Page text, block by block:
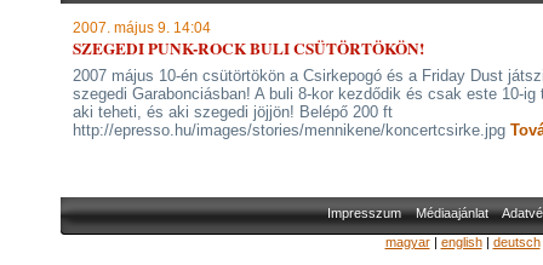
2007. május 9. 14:04
SZEGEDI PUNK-ROCK BULI CSÜTÖRTÖKÖN!
2007 május 10-én csütörtökön a Csirkepogó és a Friday Dust
szegedi Garabonciásban! A buli 8-kor kezdődik és csak este 10-ig
aki teheti, és aki szegedi jöjjön! Belépő 200 ft
http://epresso.hu/images/stories/mennikene/koncertcsirke.jpg
Impresszum Médiaajánlat
magyar| english| deutsch